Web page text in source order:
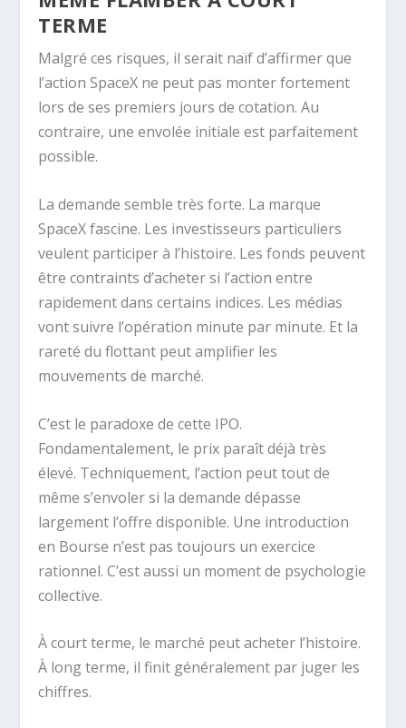
TERME
Malgré ces risques, il serait naïf d’affirmer que
l’action SpaceX ne peut pas monter fortement
lors de ses premiers jours de cotation. Au
contraire, une envolée initiale est parfaitement
possible.
La demande semble très forte. La marque
SpaceX fascine. Les investisseurs particuliers
veulent participer à l’histoire. Les fonds peuvent
être contraints d’acheter si l’action entre
rapidement dans certains indices. Les médias
vont suivre l’opération minute par minute. Et la
rareté du flottant peut amplifier les
mouvements de marché.
C’est le paradoxe de cette IPO.
Fondamentalement, le prix paraît déjà très
élevé. Techniquement, l’action peut tout de
même s’envoler si la demande dépasse
largement l’offre disponible. Une introduction
en Bourse n’est pas toujours un exercice
rationnel. C’est aussi un moment de psychologie
collective.
À court terme, le marché peut acheter l’histoire.
À long terme, il finit généralement par juger les
chiffres.